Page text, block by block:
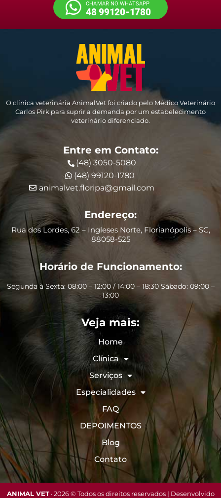
CHAMAR NO WHATSAPP
48 99120-1780
O clínica veterinária AnimalVet foi criado pelo Médico Veterinário
Carlos Pirk para suprir a demanda por um estabelecimento
veterinário diferenciado.
Entre em Contato:
(48) 3050-5080
(48) 99120-1780
animalvet.floripa@gmail.com
Endereço:
Rua dos Lordes, 62 – Ingleses Norte, Florianópolis – SC,
88058-525
Horário de Funcionamento:
Segunda à Sexta: 08:00 – 12:00 / 14:00 – 18:30 Sábado: 09:00 –
13:00
Veja mais:
Home
Clínica
Serviços
Especialidades
FAQ
DEPOIMENTOS
Blog
Contato
ANIMAL VET· 2026 © Todos os direitos reservados | Desenvolvido